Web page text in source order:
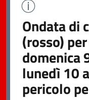
Ondata di
(rosso)
domenica
lunedì 10
pericolo